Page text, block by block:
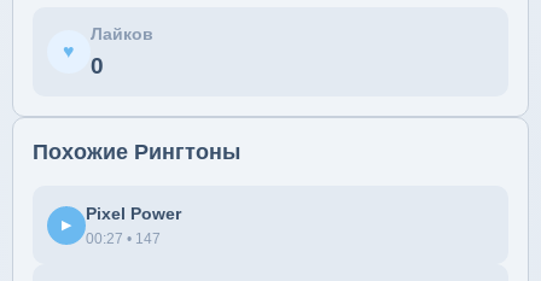
♥
Лайков
0
Похожие Рингтоны
▶
Pixel Power
00:27 • 147